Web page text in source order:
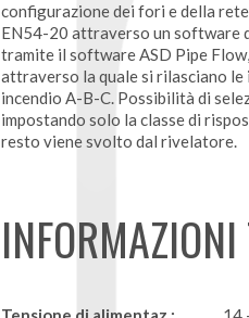
configurazione dei fori e della
EN54-20 attraverso un software
tramite il software ASD Pipe
attraverso la quale si rilasciano le
incendio A-B-C. Possibilità di
impostando solo la classe di
resto viene svolto dal rivelatore.